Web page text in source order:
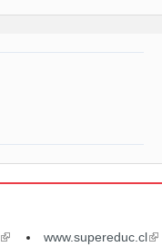
(link
www.supereduc.cl